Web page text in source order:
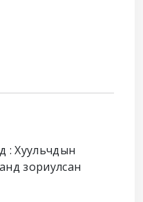
: Хуульчдын
зориулсан